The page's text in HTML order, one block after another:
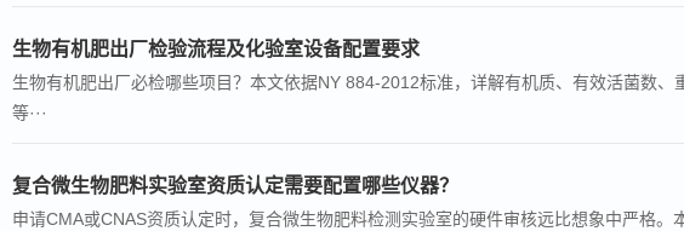
生物有机肥出厂检验流程及化验室设备配置要求
生物有机肥出厂必检哪些项目？本文依据NY 884-2012标准，详解有机质、有效活菌数、
等···
复合微生物肥料实验室资质认定需要配置哪些仪器？
申请CMA或CNAS资质认定时，复合微生物肥料检测实验室的硬件审核远比想象中严格。